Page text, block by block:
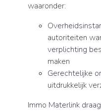
waaronder:
autoriteiten
verplichting
maken
Gerechtelijke
uitdrukkelijk
Immo Materlink